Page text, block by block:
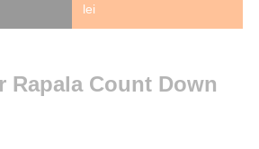
lei
Rapala Count Down